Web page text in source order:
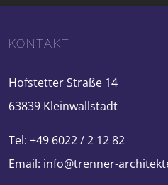
KONTAKT
Hofstetter Straße 14
63839 Kleinwallstadt
Tel: +49 6022 / 2 12 82
Email: info@trenner-